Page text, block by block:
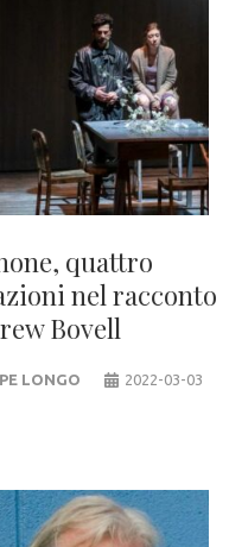
quattro
nel racconto
Bovell
LONGO 2022-03-03